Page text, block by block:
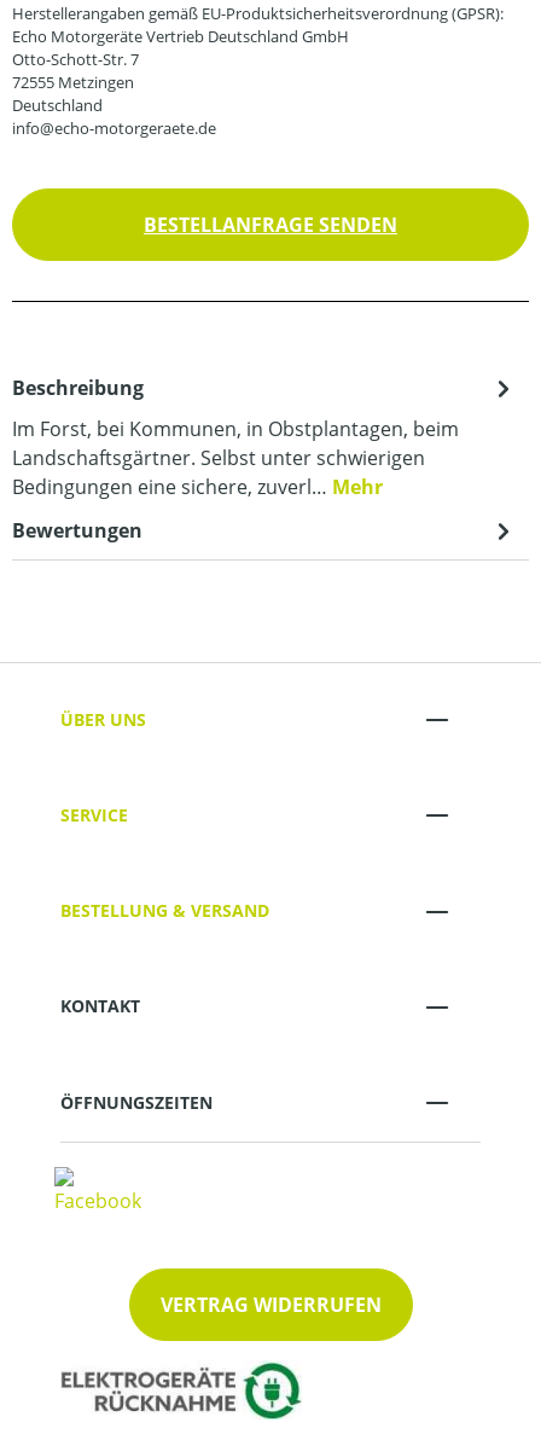
Herstellerangaben gemäß EU-Produktsicherheitsverordnung (GPSR):
Echo Motorgeräte Vertrieb Deutschland GmbH
Otto-Schott-Str. 7
72555 Metzingen
Deutschland
info@echo-motorgeraete.de
BESTELLANFRAGE SENDEN
Beschreibung
Im Forst, bei Kommunen, in Obstplantagen, beim
Landschaftsgärtner. Selbst unter schwierigen
Bedingungen eine sichere, zuverl… Mehr
Bewertungen
ÜBER UNS
SERVICE
BESTELLUNG & VERSAND
KONTAKT
ÖFFNUNGSZEITEN
VERTRAG WIDERRUFEN